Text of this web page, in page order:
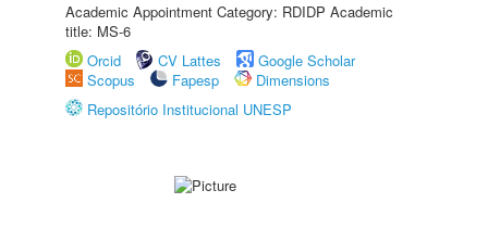
Academic Appointment Category: RDIDP Academic
title: MS-6
Orcid
CV Lattes
Google Scholar
Scopus
Fapesp
Dimensions
Repositório Institucional UNESP